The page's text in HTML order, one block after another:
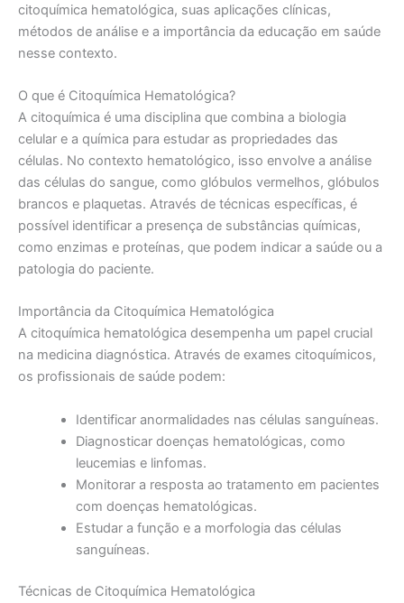
citoquímica hematológica, suas aplicações clínicas,
métodos de análise e a importância da educação em saúde
nesse contexto.
O que é Citoquímica Hematológica?
A citoquímica é uma disciplina que combina a biologia
celular e a química para estudar as propriedades das
células. No contexto hematológico, isso envolve a análise
das células do sangue, como glóbulos vermelhos, glóbulos
brancos e plaquetas. Através de técnicas específicas, é
possível identificar a presença de substâncias químicas,
como enzimas e proteínas, que podem indicar a saúde ou a
patologia do paciente.
Importância da Citoquímica Hematológica
A citoquímica hematológica desempenha um papel crucial
na medicina diagnóstica. Através de exames citoquímicos,
os profissionais de saúde podem:
Identificar anormalidades nas células sanguíneas.
Diagnosticar doenças hematológicas, como
leucemias e linfomas.
Monitorar a resposta ao tratamento em pacientes
com doenças hematológicas.
Estudar a função e a morfologia das células
sanguíneas.
Técnicas de Citoquímica Hematológica